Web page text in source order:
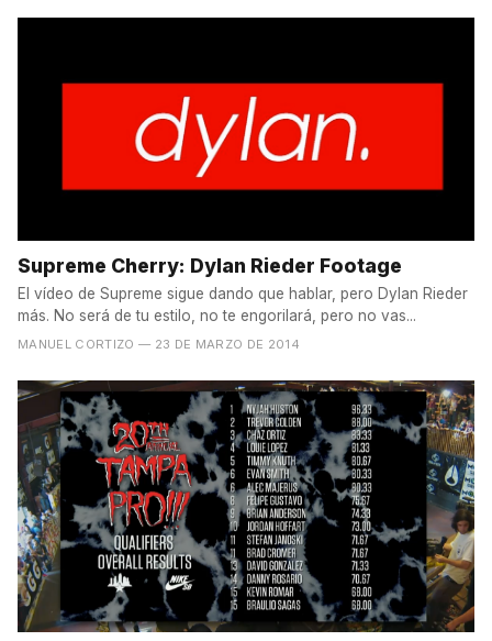
Supreme Cherry: Dylan Rieder Footage
El vídeo de Supreme sigue dando que hablar, pero Dylan Rieder
más. No será de tu estilo, no te engorilará, pero no vas...
MANUEL CORTIZO — 23 DE MARZO DE 2014